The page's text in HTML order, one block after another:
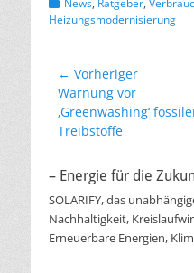
News, Ratgeber,
Heizungsmodernisierung
← Vorheriger
Vorheriger
Beitrag:
Warnung vor
‚Greenwashing‘
Treibstoffe
– Energie für die
SOLARIFY, das
Nachhaltigkeit,
Erneuerbare Energien,